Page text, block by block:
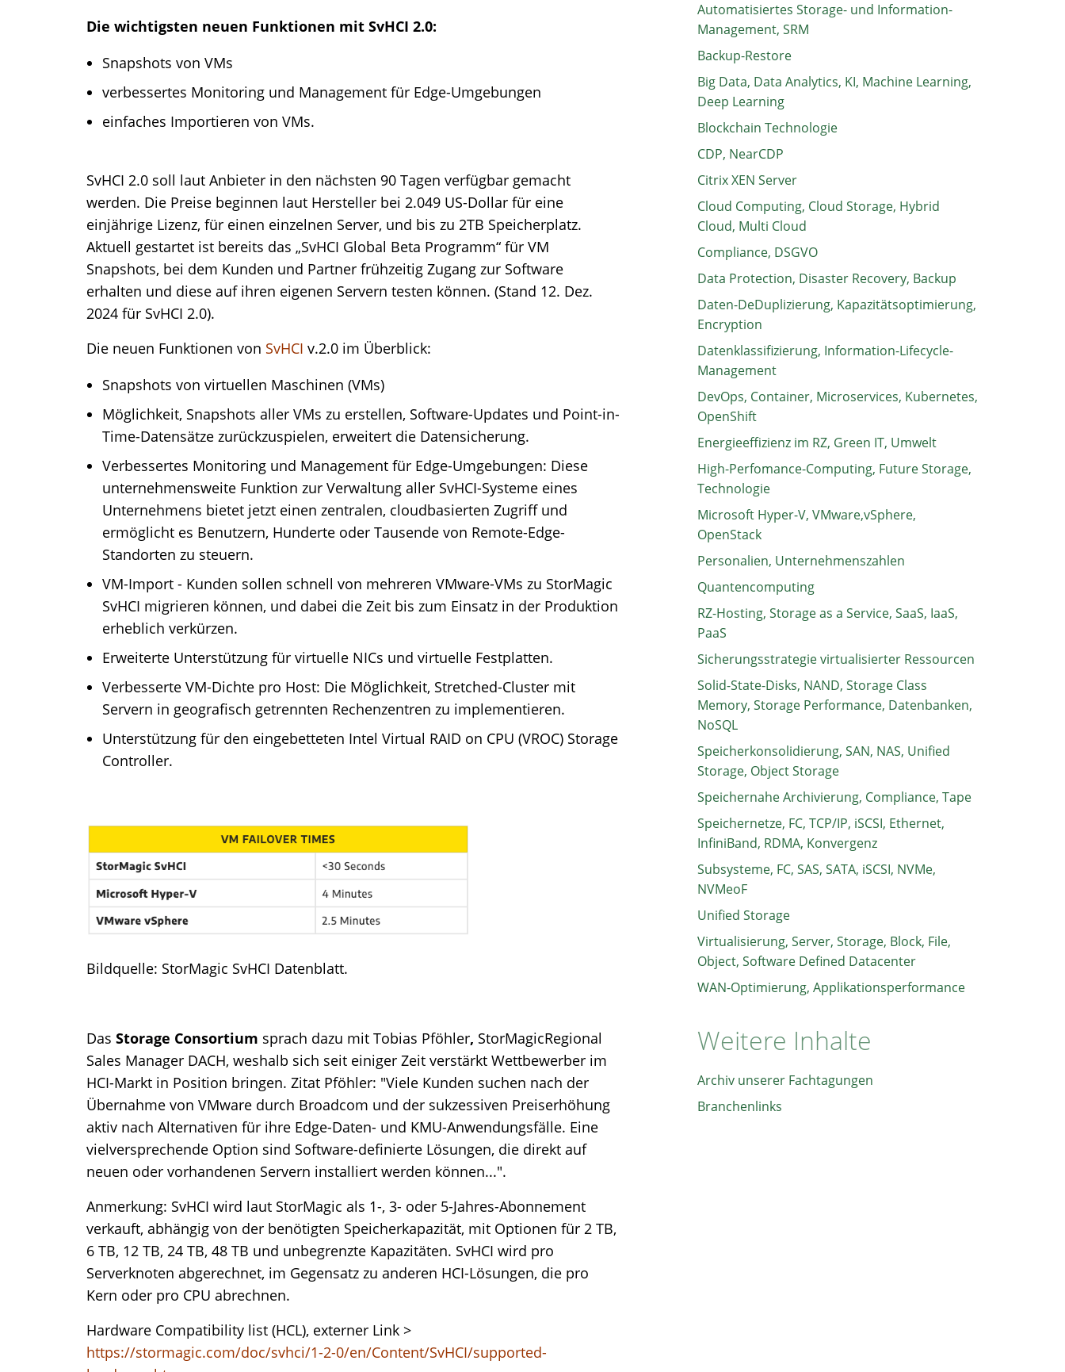
Die wichtigsten neuen Funktionen mit SvHCI 2.0:
Snapshots von VMs
verbessertes Monitoring und Management für Edge-Umgebungen
einfaches Importieren von VMs.
SvHCI 2.0 soll laut Anbieter in den nächsten 90 Tagen verfügbar gemacht
werden. Die Preise beginnen laut Hersteller bei 2.049 US-Dollar für eine
einjährige Lizenz, für einen einzelnen Server, und bis zu 2TB Speicherplatz.
Aktuell gestartet ist bereits das „SvHCI Global Beta Programm“ für VM
Snapshots, bei dem Kunden und Partner frühzeitig Zugang zur Software
erhalten und diese auf ihren eigenen Servern testen können. (Stand 12. Dez.
2024 für SvHCI 2.0).
Die neuen Funktionen von SvHCI v.2.0 im Überblick:
Snapshots von virtuellen Maschinen (VMs)
Möglichkeit, Snapshots aller VMs zu erstellen, Software-Updates und Point-in-
Time-Datensätze zurückzuspielen, erweitert die Datensicherung.
Verbessertes Monitoring und Management für Edge-Umgebungen: Diese
unternehmensweite Funktion zur Verwaltung aller SvHCI-Systeme eines
Unternehmens bietet jetzt einen zentralen, cloudbasierten Zugriff und
ermöglicht es Benutzern, Hunderte oder Tausende von Remote-Edge-
Standorten zu steuern.
VM-Import - Kunden sollen schnell von mehreren VMware-VMs zu StorMagic
SvHCI migrieren können, und dabei die Zeit bis zum Einsatz in der Produktion
erheblich verkürzen.
Erweiterte Unterstützung für virtuelle NICs und virtuelle Festplatten.
Verbesserte VM-Dichte pro Host: Die Möglichkeit, Stretched-Cluster mit
Servern in geografisch getrennten Rechenzentren zu implementieren.
Unterstützung für den eingebetteten Intel Virtual RAID on CPU (VROC) Storage
Controller.
Bildquelle: StorMagic SvHCI Datenblatt.
Das Storage Consortium sprach dazu mit Tobias Pföhler, StorMagicRegional
Sales Manager DACH, weshalb sich seit einiger Zeit verstärkt Wettbewerber im
HCI-Markt in Position bringen. Zitat Pföhler: "Viele Kunden suchen nach der
Übernahme von VMware durch Broadcom und der sukzessiven Preiserhöhung
aktiv nach Alternativen für ihre Edge-Daten- und KMU-Anwendungsfälle. Eine
vielversprechende Option sind Software-definierte Lösungen, die direkt auf
neuen oder vorhandenen Servern installiert werden können...".
Anmerkung: SvHCI wird laut StorMagic als 1-, 3- oder 5-Jahres-Abonnement
verkauft, abhängig von der benötigten Speicherkapazität, mit Optionen für 2 TB,
6 TB, 12 TB, 24 TB, 48 TB und unbegrenzte Kapazitäten. SvHCI wird pro
Serverknoten abgerechnet, im Gegensatz zu anderen HCI-Lösungen, die pro
Kern oder pro CPU abrechnen.
Hardware Compatibility list (HCL), externer Link >
https://stormagic.com/doc/svhci/1-2-0/en/Content/SvHCI/supported-
Automatisiertes Storage- und Information-
Management, SRM
Backup-Restore
Big Data, Data Analytics, KI, Machine Learning,
Deep Learning
Blockchain Technologie
CDP, NearCDP
Citrix XEN Server
Cloud Computing, Cloud Storage, Hybrid
Cloud, Multi Cloud
Compliance, DSGVO
Data Protection, Disaster Recovery, Backup
Daten-DeDuplizierung, Kapazitätsoptimierung,
Encryption
Datenklassifizierung, Information-Lifecycle-
Management
DevOps, Container, Microservices, Kubernetes,
OpenShift
Energieeffizienz im RZ, Green IT, Umwelt
High-Perfomance-Computing, Future Storage,
Technologie
Microsoft Hyper-V, VMware,vSphere,
OpenStack
Personalien, Unternehmenszahlen
Quantencomputing
RZ-Hosting, Storage as a Service, SaaS, IaaS,
PaaS
Sicherungsstrategie virtualisierter Ressourcen
Solid-State-Disks, NAND, Storage Class
Memory, Storage Performance, Datenbanken,
NoSQL
Speicherkonsolidierung, SAN, NAS, Unified
Storage, Object Storage
Speichernahe Archivierung, Compliance, Tape
Speichernetze, FC, TCP/IP, iSCSI, Ethernet,
InfiniBand, RDMA, Konvergenz
Subsysteme, FC, SAS, SATA, iSCSI, NVMe,
NVMeoF
Unified Storage
Virtualisierung, Server, Storage, Block, File,
Object, Software Defined Datacenter
WAN-Optimierung, Applikationsperformance
Weitere Inhalte
Archiv unserer Fachtagungen
Branchenlinks